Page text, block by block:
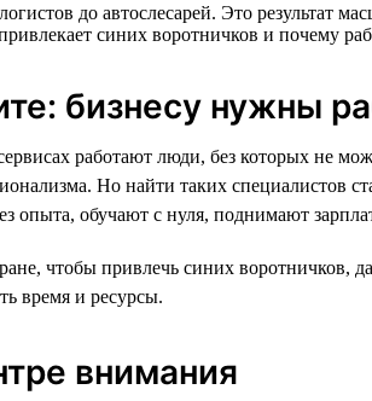
до автослесарей. Это результат
синих воротничков и почему
бизнесу нужны
работают люди, без которых не
Но найти таких специалистов
опыта, обучают с нуля, поднимают
чтобы привлечь синих воротничков,
время и ресурсы.
внимания